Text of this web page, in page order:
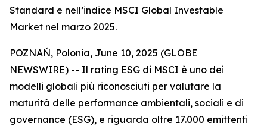
Standard e nell’indice MSCI Global Investable
Market nel marzo 2025.
POZNAŃ, Polonia, June 10, 2025 (GLOBE
NEWSWIRE) -- Il rating ESG di MSCI è uno dei
modelli globali più riconosciuti per valutare la
maturità delle performance ambientali, sociali e di
governance (ESG), e riguarda oltre 17.000 emittenti